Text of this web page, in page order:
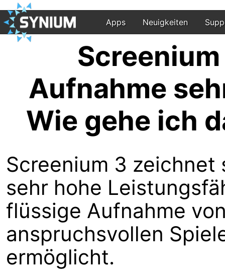
Apps Neuigkeiten
Aufnahme
Wie gehe ich
Screenium 3
sehr hohe
flüssige Aufnahme
anspruchsvollen
ermöglicht.